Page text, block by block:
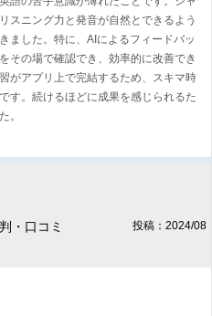
スニング力と発音が自然とできるよう
ました。特に、AIによるフィードバッ
その場で確認でき、効率的に改善でき
がアプリ上で完結するため、スキマ時
す。続けるほどに成果を感じられるた
。
・口コミ 投稿：2024/08